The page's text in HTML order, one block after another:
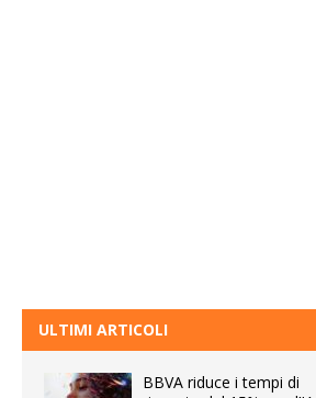
ULTIMI ARTICOLI
BBVA riduce i tempi di